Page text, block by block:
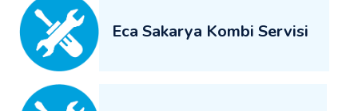
Eca Sakarya Kombi Servisi